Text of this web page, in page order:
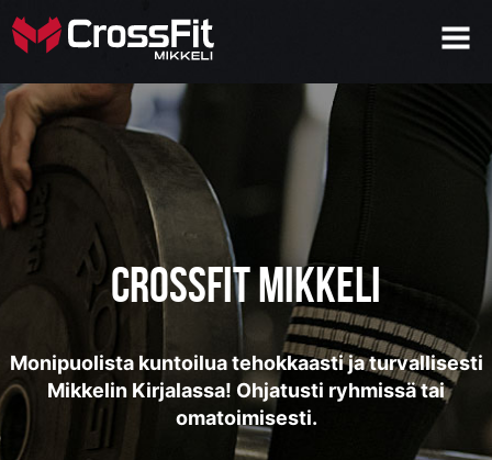
CROSSFIT MIKKELI
Monipuolista kuntoilua tehokkaasti ja turvallisesti
Mikkelin Kirjalassa! Ohjatusti ryhmissä tai
omatoimisesti.